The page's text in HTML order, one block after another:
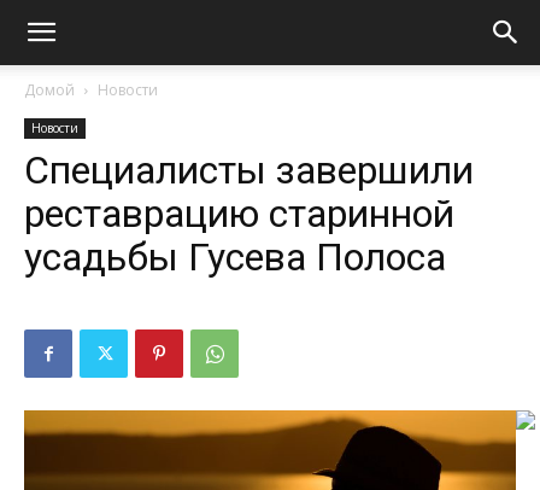
Домой Новости
Новости
Специалисты завершили
реставрацию старинной
усадьбы Гусева Полоса